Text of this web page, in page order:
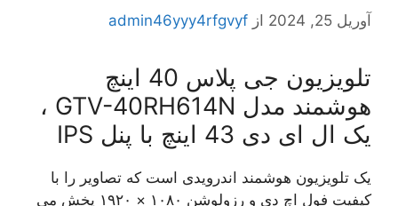
آوریل 25, 2024 از admin46yyy4rfgvyf
تلویزیون جی پلاس 40 اینچ
هوشمند مدل GTV-40RH614N ،
یک ال ای دی 43 اینچ با پنل IPS
یک تلویزیون هوشمند اندرویدی است که تصاویر را با
کیفیت فول اچ دی و رزولوشن ۱۰۸۰ × ۱۹۲۰ پخش می